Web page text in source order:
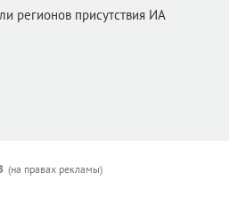
регионов присутствия ИА
(на правах рекламы)